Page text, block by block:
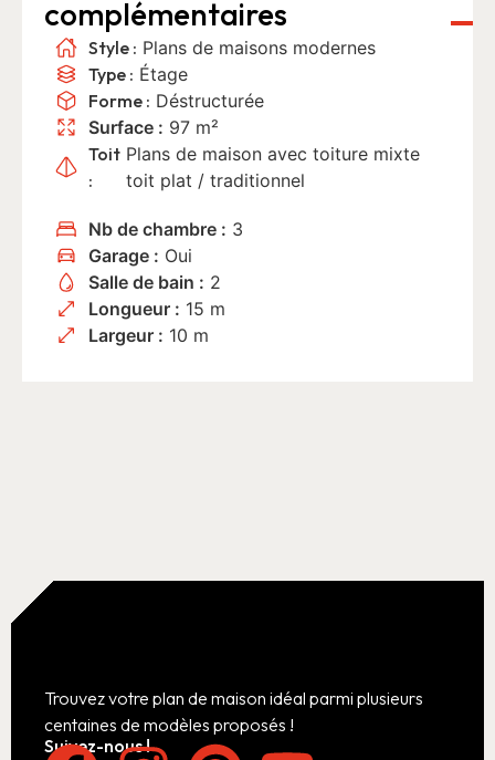
complémentaires
Style : Plans de maisons modernes
Type : Étage
Forme : Déstructurée
Surface : 97 m²
Toit
:
Plans de maison avec toiture mixte
toit plat / traditionnel
Nb de chambre : 3
Garage : Oui
Salle de bain : 2
Longueur : 15 m
Largeur : 10 m
Trouvez votre plan de maison idéal parmi plusieurs
centaines de modèles proposés !
Suivez-nous !